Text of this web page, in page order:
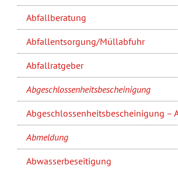
Abfallberatung
Abfallentsorgung/Müllabfuhr
Abfallratgeber
Abgeschlossenheitsbescheinigung
Abgeschlossenheitsbescheinigung
Abmeldung
Abwasserbeseitigung